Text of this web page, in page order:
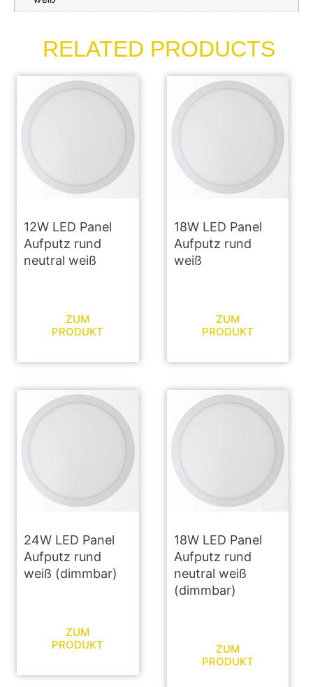
RELATED PRODUCTS
12W LED Panel
Aufputz rund
neutral weiß
ZUM
PRODUKT
18W LED Panel
Aufputz rund
weiß
ZUM
PRODUKT
24W LED Panel
Aufputz rund
weiß (dimmbar)
ZUM
PRODUKT
18W LED Panel
Aufputz rund
neutral weiß
(dimmbar)
ZUM
PRODUKT